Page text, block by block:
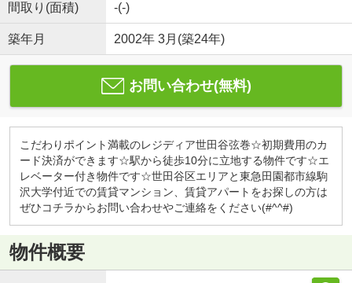
間取り(面積) -(-)
築年月 2002年 3月(築24年)
お問い合わせ(無料)
こだわりポイント満載のレジディア世田谷弦巻☆初期費用のカ
ード決済ができます☆駅から徒歩10分に立地する物件です☆エ
レベーター付き物件です☆世田谷区エリアと東急田園都市線駒
沢大学付近での賃貸マンション、賃貸アパートをお探しの方は
ぜひコチラからお問い合わせやご連絡をください(#^^#)
物件概要